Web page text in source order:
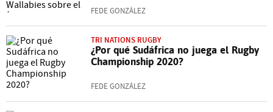
FEDE GONZÁLEZ
TRI NATIONS RUGBY
¿Por qué Sudáfrica no juega el Rugby
Championship 2020?
FEDE GONZÁLEZ